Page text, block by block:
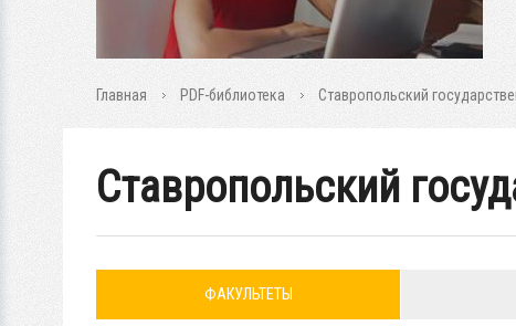
Главная PDF-библиотека Ставропольский
Ставропольский
ФАКУЛЬТЕТЫ